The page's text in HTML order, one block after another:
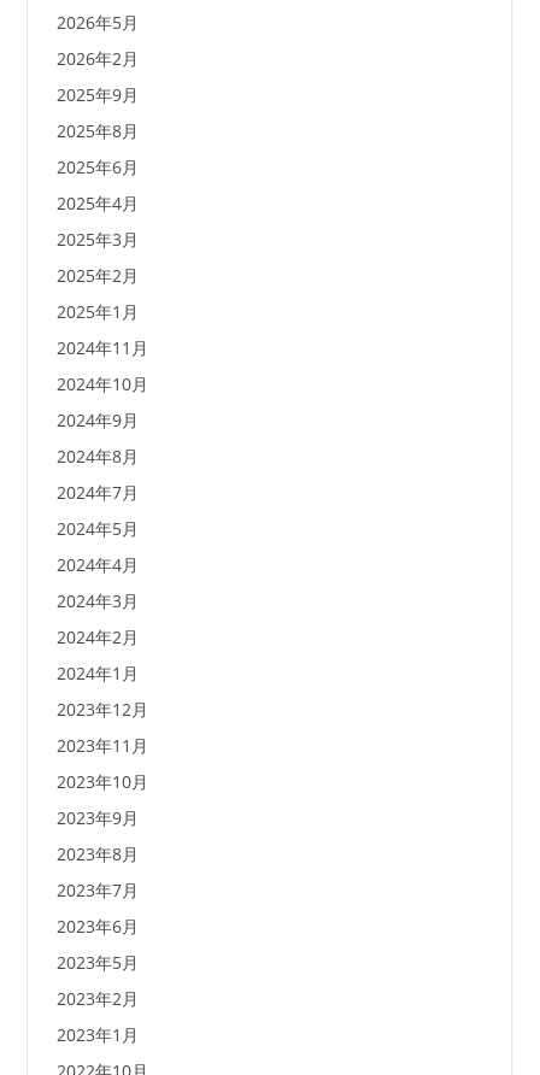
2026年5月
2026年2月
2025年9月
2025年8月
2025年6月
2025年4月
2025年3月
2025年2月
2025年1月
2024年11月
2024年10月
2024年9月
2024年8月
2024年7月
2024年5月
2024年4月
2024年3月
2024年2月
2024年1月
2023年12月
2023年11月
2023年10月
2023年9月
2023年8月
2023年7月
2023年6月
2023年5月
2023年2月
2023年1月